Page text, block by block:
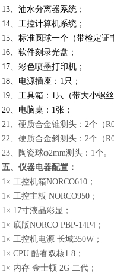
13、油水分离器系统；
14、工控计算机系统；
15、标准圆球一个（带检定证
16、软件刻录光盘；
17、彩色喷墨打印机；
18、电源插座：1只；
19、工具箱：1只（带大小螺
20、电脑桌：1张；
21、硬质合金锥测头：2个（
22、硬质合金斜测头：2个（
23、陶瓷球ф2mm测头：1个。
五、仪器电器配置：
1× 工控机箱NORCO610；
1× 工控主板 NORCO950；
1× 17寸液晶彩显；
1× 底版NORCO PBP-14P4；
1× 工控机电源 长城350W；
1× CPU 酷睿双核1.8；
1× 内存 金士顿 2G 二代；